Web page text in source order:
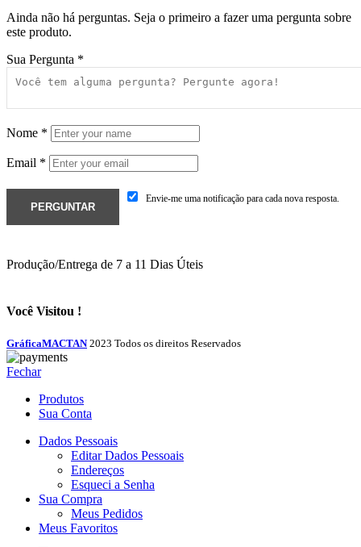
Ainda não há perguntas. Seja o primeiro a fazer uma pergunta sobre
este produto.
Sua Pergunta *
Nome *
Email *
Envie-me uma notificação para cada nova resposta.
Produção/Entrega de 7 a 11 Dias Úteis
Você Visitou !
GráficaMACTAN 2023 Todos os direitos Reservados
Fechar
Produtos
Sua Conta
Dados Pessoais
Editar Dados Pessoais
Endereços
Esqueci a Senha
Sua Compra
Meus Pedidos
Meus Favoritos